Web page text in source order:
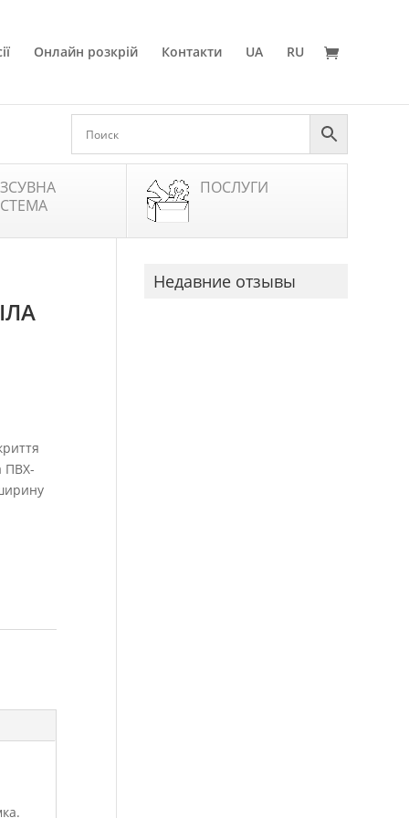
Онлайн розкрій Контакти UA RU
ПОСЛУГИ
ПВХ-
Недавние отзывы